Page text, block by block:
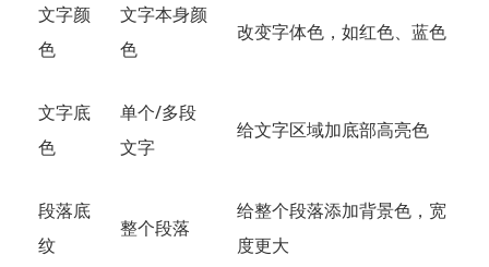
文字颜
色
文字本身颜
色
改变字体色，如红色、蓝色
文字底
色
单个/多段
文字
给文字区域加底部高亮色
段落底
纹
整个段落
给整个段落添加背景色，宽
度更大